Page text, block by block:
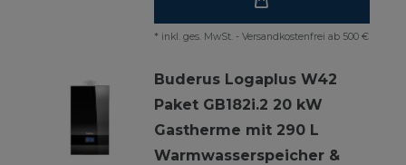
* inkl. ges. MwSt. - Versandkostenfrei ab 500 €
Buderus Logaplus W42
Paket GB182i.2 20 kW
Gastherme mit 290 L
Warmwasserspeicher &